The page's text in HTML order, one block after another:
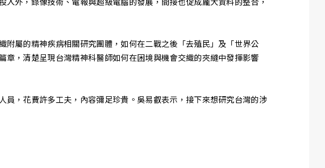
屬的精神疾病相關研究團體，如何在二戰之後「去殖民」及「世界公
，清楚呈現台灣精神科醫師如何在困境與機會交織的夾縫中發揮影響
，花費許多工夫，內容彌足珍貴。吳易叡表示，接下來想研究台灣的涉